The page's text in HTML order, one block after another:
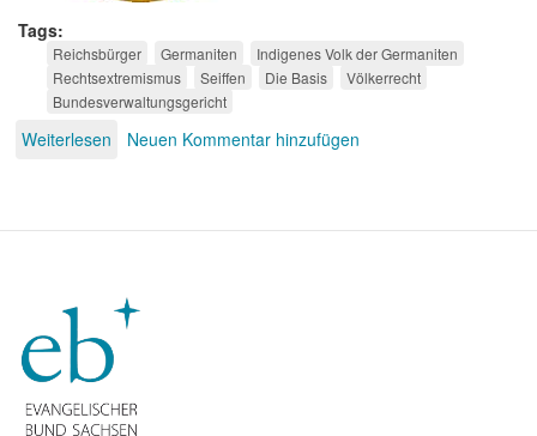
Tags
Reichsbürger Germaniten
Indigenes Volk der Germaniten
Rechtsextremismus
Seiffen Die Basis
Völkerrecht
Bundesverwaltungsgericht
Weiterlesen über
Neuen Kommentar hinzufügen